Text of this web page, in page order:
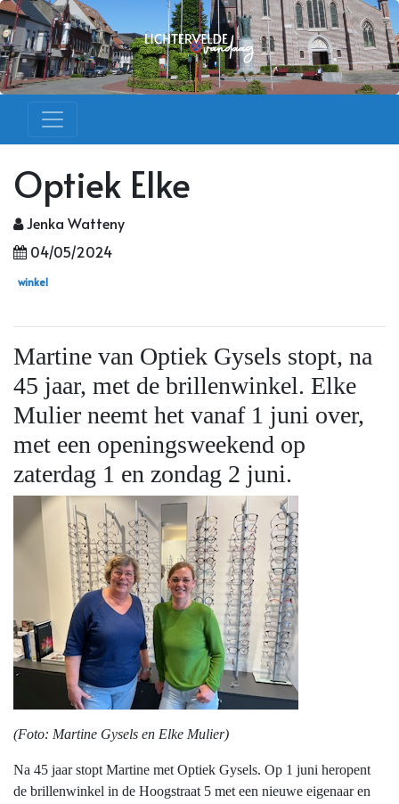
Optiek Elke
Jenka Watteny
04/05/2024
winkel
Martine van Optiek Gysels stopt, na
45 jaar, met de brillenwinkel. Elke
Mulier neemt het vanaf 1 juni over,
met een openingsweekend op
zaterdag 1 en zondag 2 juni.
(Foto: Martine Gysels en Elke Mulier)
Na 45 jaar stopt Martine met Optiek Gysels. Op 1 juni heropent
de brillenwinkel in de Hoogstraat 5 met een nieuwe eigenaar en